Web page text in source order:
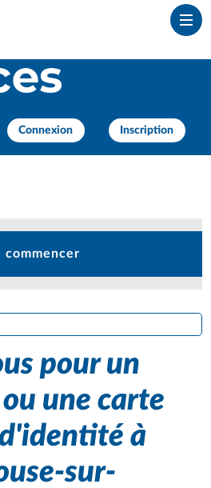
Connexion Inscription
commencer
pour un
une carte
à
sur-